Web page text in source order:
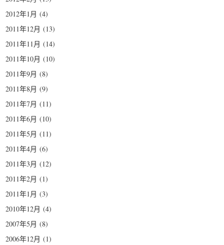
2012年1月 (4)
2011年12月 (13)
2011年11月 (14)
2011年10月 (10)
2011年9月 (8)
2011年8月 (9)
2011年7月 (11)
2011年6月 (10)
2011年5月 (11)
2011年4月 (6)
2011年3月 (12)
2011年2月 (1)
2011年1月 (3)
2010年12月 (4)
2007年5月 (8)
2006年12月 (1)